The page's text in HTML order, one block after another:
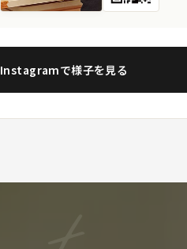
Instagramで様子を見る